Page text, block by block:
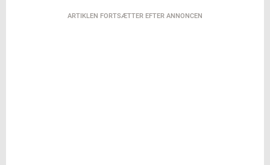
ARTIKLEN FORTSÆTTER EFTER ANNONCEN